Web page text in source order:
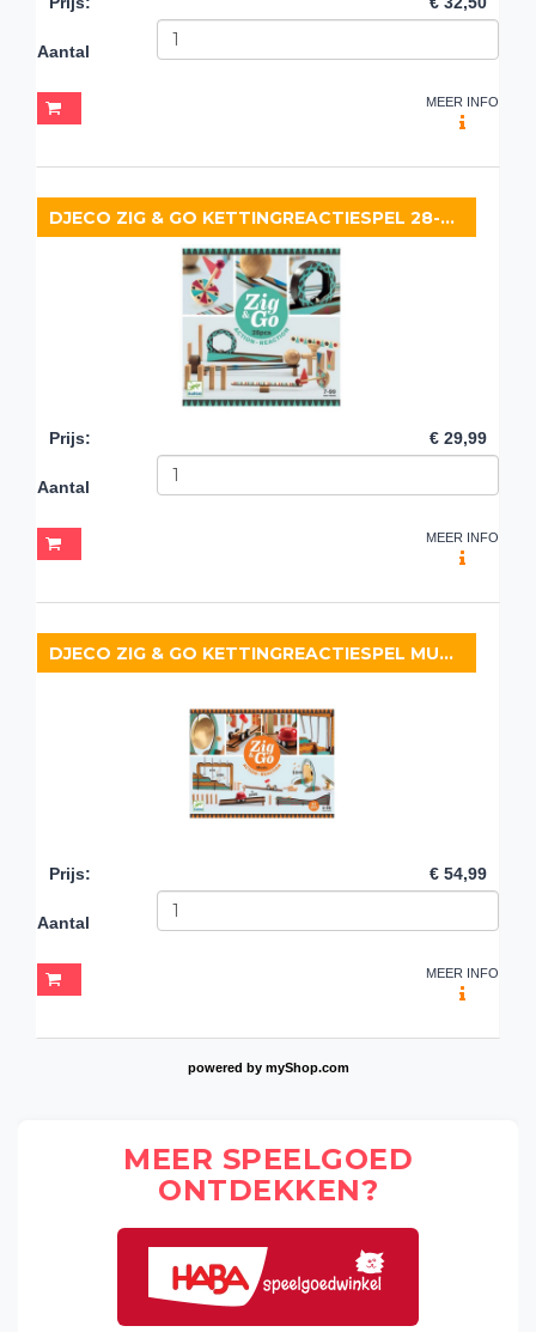
Aantal
MEER INFO
DJECO ZIG & GO KETTINGREACTIESPEL 28-DELIG
Prijs: € 29,99
Aantal
MEER INFO
DJECO ZIG & GO KETTINGREACTIESPEL MUSIC
Prijs: € 54,99
Aantal
MEER INFO
powered by myShop.com
MEER SPEELGOED
ONTDEKKEN?